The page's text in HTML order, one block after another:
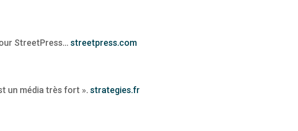
StreetPress…streetpress.com
un média très fort ».strategies.fr